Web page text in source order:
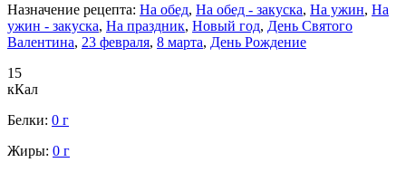
Назначение рецепта: На обед, На обед - закуска, На ужин, На
ужин - закуска, На праздник, Новый год, День Святого
Валентина, 23 февраля, 8 марта, День Рождение
15
кКал
Белки: 0 г
Жиры: 0 г